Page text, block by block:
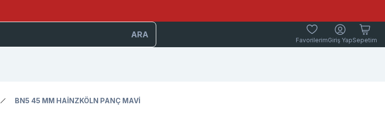
ARA
FavorilerimGiriş YapSepetim
BN5 45 MM HAİNZKÖLN PANÇ MAVİ